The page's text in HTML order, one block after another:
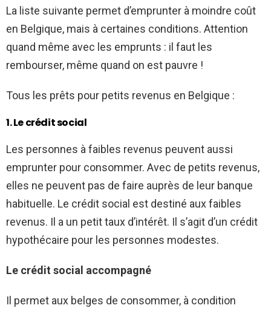
La liste suivante permet d’emprunter à moindre coût
en Belgique, mais à certaines conditions. Attention
quand même avec les emprunts : il faut les
rembourser, même quand on est pauvre !
Tous les prêts pour petits revenus en Belgique :
1. Le crédit social
Les personnes à faibles revenus peuvent aussi
emprunter pour consommer. Avec de petits revenus,
elles ne peuvent pas de faire auprès de leur banque
habituelle. Le crédit social est destiné aux faibles
revenus. Il a un petit taux d’intérêt. Il s’agit d’un crédit
hypothécaire pour les personnes modestes.
Le crédit social accompagné
Il permet aux belges de consommer, à condition